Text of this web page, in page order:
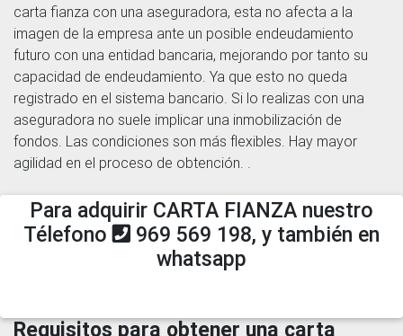
carta fianza con una aseguradora, esta no afecta a la
imagen de la empresa ante un posible endeudamiento
futuro con una entidad bancaria, mejorando por tanto su
capacidad de endeudamiento. Ya que esto no queda
registrado en el sistema bancario. Si lo realizas con una
aseguradora no suele implicar una inmobilización de
fondos. Las condiciones son más flexibles. Hay mayor
agilidad en el proceso de obtención. .
Para adquirir CARTA FIANZA nuestro
Télefono
969 569 198, y también en
whatsapp
Requisitos para obtener una carta